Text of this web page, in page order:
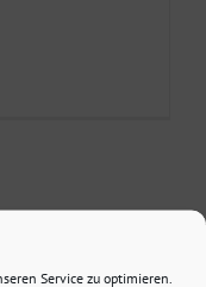
Service zu optimieren.